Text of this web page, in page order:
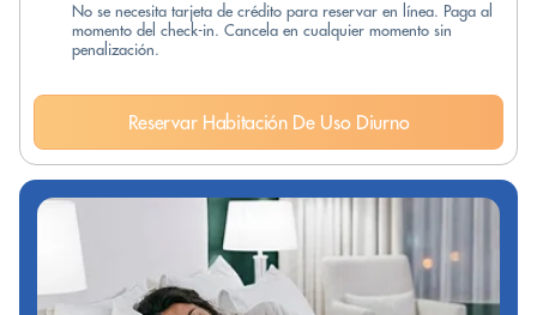
No se necesita tarjeta de crédito para reservar en línea. Paga al
momento del check-in. Cancela en cualquier momento sin
penalización.
Reservar Habitación De Uso Diurno